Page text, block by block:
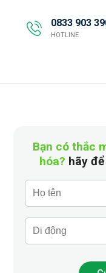
0833 903
HOTLINE
Bạn có thắc
hóa? hãy